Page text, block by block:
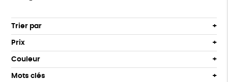
VÊTEMENTS
BIJOUX
BIEN-ÊTRE
ÉPICERIE
Trier par
Par défaut
Popularité
Prix : du - cher au + cher
Prix
Tous
0 € - 50 €
Couleur
Orange
Mots clés